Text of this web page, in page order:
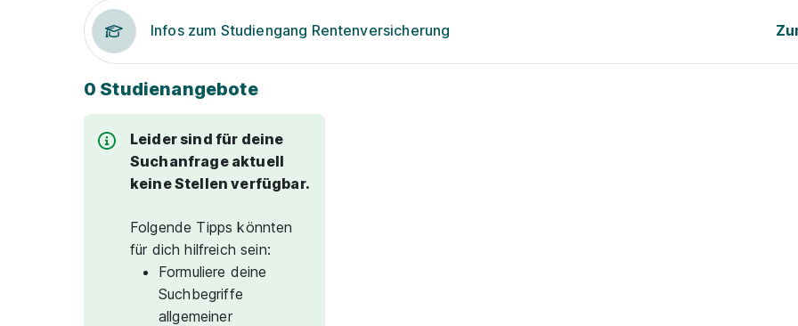
Infos zum Studiengang Rentenversicherung
0 Studienangebote
Leider sind für deine
Suchanfrage aktuell
keine Stellen verfügbar.
Folgende Tipps könnten
für dich hilfreich sein:
Formuliere deine
Suchbegriffe
allgemeiner